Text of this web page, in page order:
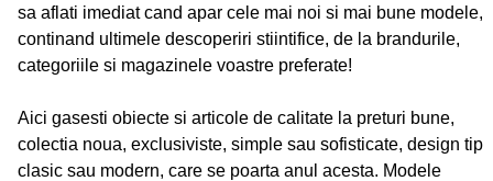
sa aflati imediat cand apar cele mai noi si mai bune modele,
continand ultimele descoperiri stiintifice, de la brandurile,
categoriile si magazinele voastre preferate!
Aici gasesti obiecte si articole de calitate la preturi bune,
colectia noua, exclusiviste, simple sau sofisticate, design tip
clasic sau modern, care se poarta anul acesta. Modele